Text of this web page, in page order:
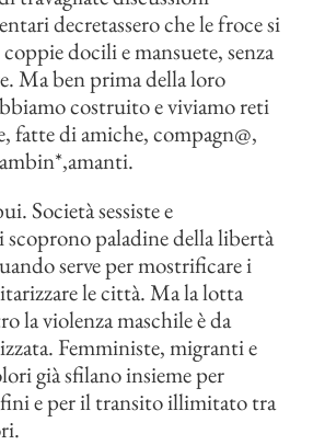
decretassero che le froce si
docili e mansuete, senza
Ma ben prima della loro
costruito e viviamo reti
fatte di amiche, compagn@,
Società sessiste e
scoprono paladine della libertà
serve per mostrificare i
le città. Ma la lotta
la violenza maschile è da
Femministe, migranti e
già sfilano insieme per
e per il transito illimitato tra